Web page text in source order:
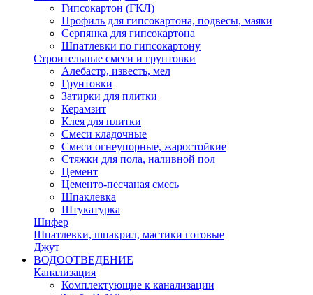
Гипсокартон (ГКЛ)
Профиль для гипсокартона, подвесы, маяки
Серпянка для гипсокартона
Шпатлевки по гипсокартону
Строительные смеси и грунтовки
Алебастр, известь, мел
Грунтовки
Затирки для плитки
Керамзит
Клея для плитки
Смеси кладочные
Смеси огнеупорные, жаростойкие
Стяжки для пола, наливной пол
Цемент
Цементо-песчаная смесь
Шпаклевка
Штукатурка
Шифер
Шпатлевки, шпакрил, мастики готовые
Джут
ВОДООТВЕДЕНИЕ
Канализация
Комплектующие к канализации